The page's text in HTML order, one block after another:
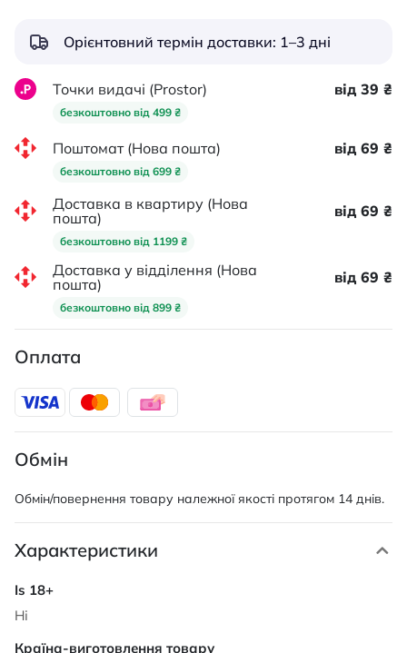
Орієнтовний термін доставки: 1–3 дні
Точки видачі (Prostor)
безкоштовно від 499 ₴
від 39 ₴
Поштомат (Нова пошта)
безкоштовно від 699 ₴
від 69 ₴
Доставка в квартиру (Нова
пошта)
безкоштовно від 1199 ₴
від 69 ₴
Доставка у відділення (Нова
пошта)
безкоштовно від 899 ₴
від 69 ₴
Оплата
Обмін
Обмін/повернення товару належної якості протягом 14 днів.
Характеристики
Характеристики
Ні